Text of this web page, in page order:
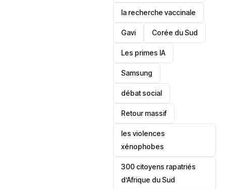
la recherche vaccinale
Gavi ‎Corée du Sud
Les primes IA
Samsung
débat social
Retour massif
les violences
xénophobes
300 citoyens rapatriés
d’Afrique du Sud